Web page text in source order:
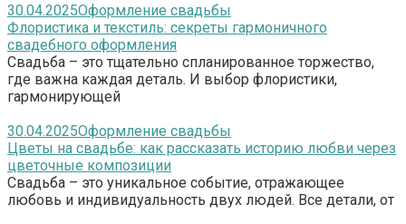
30.04.2025Оформление свадьбы
Флористика и текстиль: секреты гармоничного
свадебного оформления
Свадьба – это тщательно спланированное торжество,
где важна каждая деталь. И выбор флористики,
гармонирующей
30.04.2025Оформление свадьбы
Цветы на свадьбе: как рассказать историю любви через
цветочные композиции
Свадьба – это уникальное событие, отражающее
любовь и индивидуальность двух людей. Все детали, от